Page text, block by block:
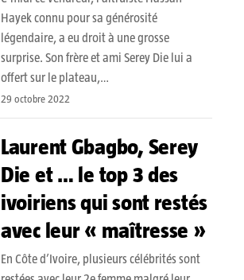
Hayek connu pour sa générosité
légendaire, a eu droit à une grosse
surprise. Son frère et ami Serey Die lui a
offert sur le plateau,…
29 octobre 2022
Laurent Gbagbo, Serey
Die et … le top 3 des
ivoiriens qui sont restés
avec leur « maîtresse »
En Côte d’Ivoire, plusieurs célébrités sont